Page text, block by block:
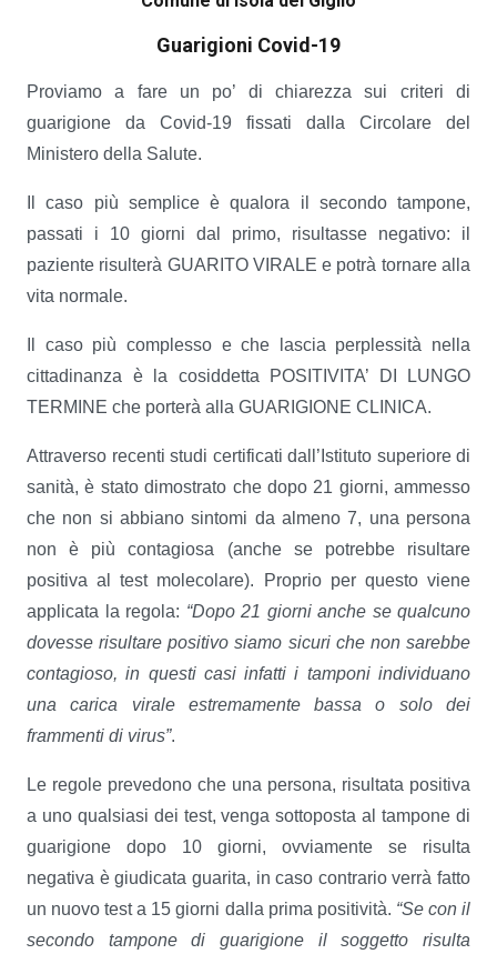
Guarigioni Covid-19
Proviamo a fare un po’ di chiarezza sui criteri di
guarigione da Covid-19 fissati dalla Circolare del
Ministero della Salute.
Il caso più semplice è qualora il secondo tampone,
passati i 10 giorni dal primo, risultasse negativo: il
paziente risulterà GUARITO VIRALE e potrà tornare alla
vita normale.
Il caso più complesso e che lascia perplessità nella
cittadinanza è la cosiddetta POSITIVITA’ DI LUNGO
TERMINE che porterà alla GUARIGIONE CLINICA.
Attraverso recenti studi certificati dall’Istituto superiore di
sanità, è stato dimostrato che dopo 21 giorni, ammesso
che non si abbiano sintomi da almeno 7, una persona
non è più contagiosa (anche se potrebbe risultare
positiva al test molecolare). Proprio per questo viene
applicata la regola: “Dopo 21 giorni anche se qualcuno
dovesse risultare positivo siamo sicuri che non sarebbe
contagioso, in questi casi infatti i tamponi individuano
una carica virale estremamente bassa o solo dei
frammenti di virus”.
Le regole prevedono che una persona, risultata positiva
a uno qualsiasi dei test, venga sottoposta al tampone di
guarigione dopo 10 giorni, ovviamente se risulta
negativa è giudicata guarita, in caso contrario verrà fatto
un nuovo test a 15 giorni dalla prima positività. “Se con il
secondo tampone di guarigione il soggetto risulta